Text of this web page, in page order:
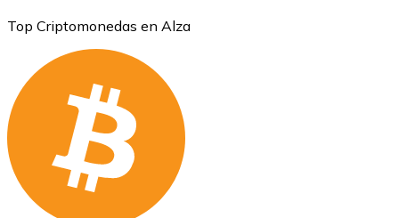
Top Criptomonedas en Alza